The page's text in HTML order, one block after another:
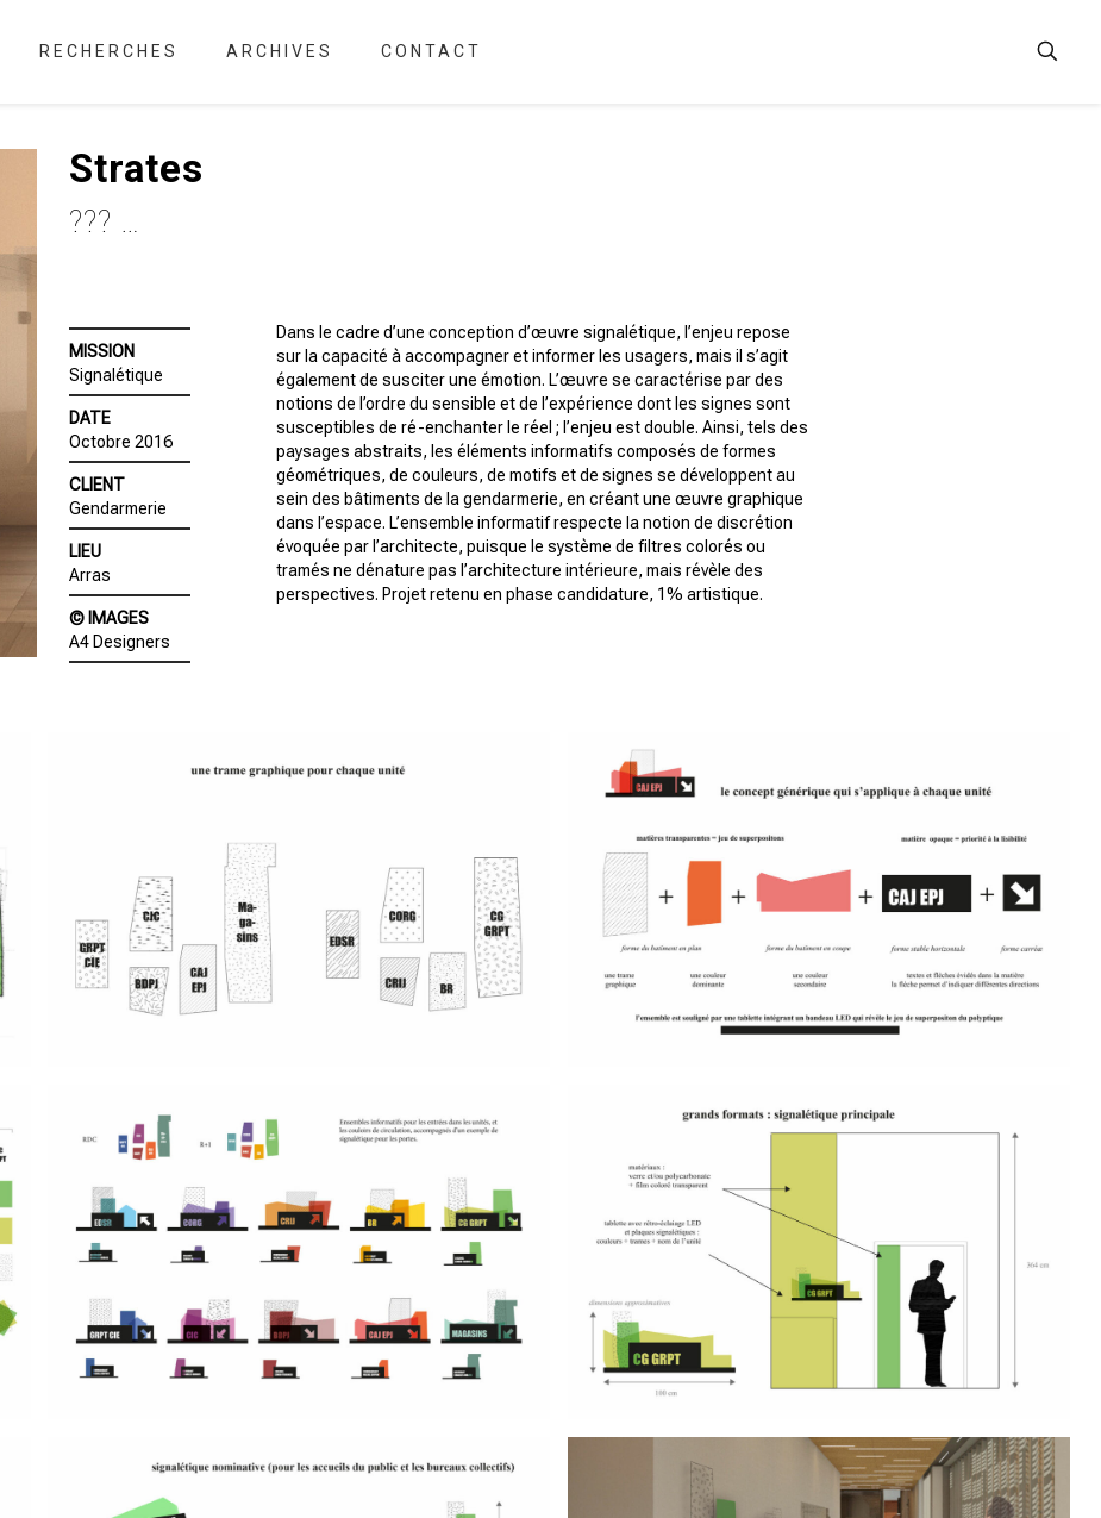
RECHERCHES ARCHIVES CONTACT
Strates
??? …
MISSION
Signalétique
DATE
Octobre 2016
CLIENT
Gendarmerie
LIEU
Arras
© IMAGES
A4 Designers
Dans le cadre d’une conception d’œuvre signalétique, l’enjeu repose
sur la capacité à accompagner et informer les usagers, mais il s’agit
également de susciter une émotion. L’œuvre se caractérise par des
notions de l’ordre du sensible et de l’expérience dont les signes sont
susceptibles de ré-enchanter le réel ; l’enjeu est double. Ainsi, tels des
paysages abstraits, les éléments informatifs composés de formes
géométriques, de couleurs, de motifs et de signes se développent au
sein des bâtiments de la gendarmerie, en créant une œuvre graphique
dans l’espace. L’ensemble informatif respecte la notion de discrétion
évoquée par l’architecte, puisque le système de filtres colorés ou
tramés ne dénature pas l’architecture intérieure, mais révèle des
perspectives. Projet retenu en phase candidature, 1% artistique.